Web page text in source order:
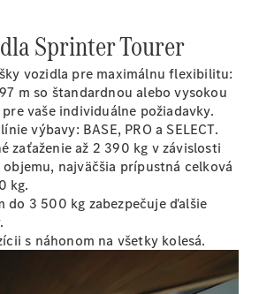
Sprinter Tourer
vozidla pre maximálnu flexibilitu:
m so štandardnou alebo vysokou
vaše individuálne požiadavky.
výbavy: BASE, PRO a SELECT.
zaťaženie až 2 390 kg v závislosti
najväčšia prípustná celková
kg.
do 3 500 kg zabezpečuje ďalšie
s náhonom na všetky kolesá.